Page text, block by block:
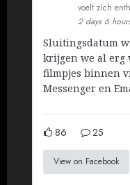
voelt zich
2 days 6
Sluitingsdatum
krijgen we al erg
filmpjes binnen
Messenger en
86 25
View on Facebook